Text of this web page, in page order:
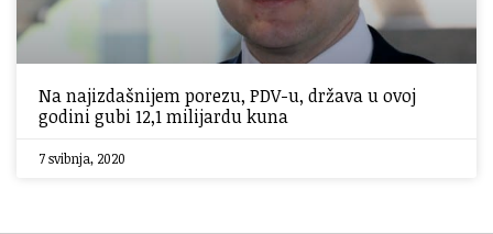
Na najizdašnijem porezu, PDV-u, država u ovoj
godini gubi 12,1 milijardu kuna
7 svibnja, 2020